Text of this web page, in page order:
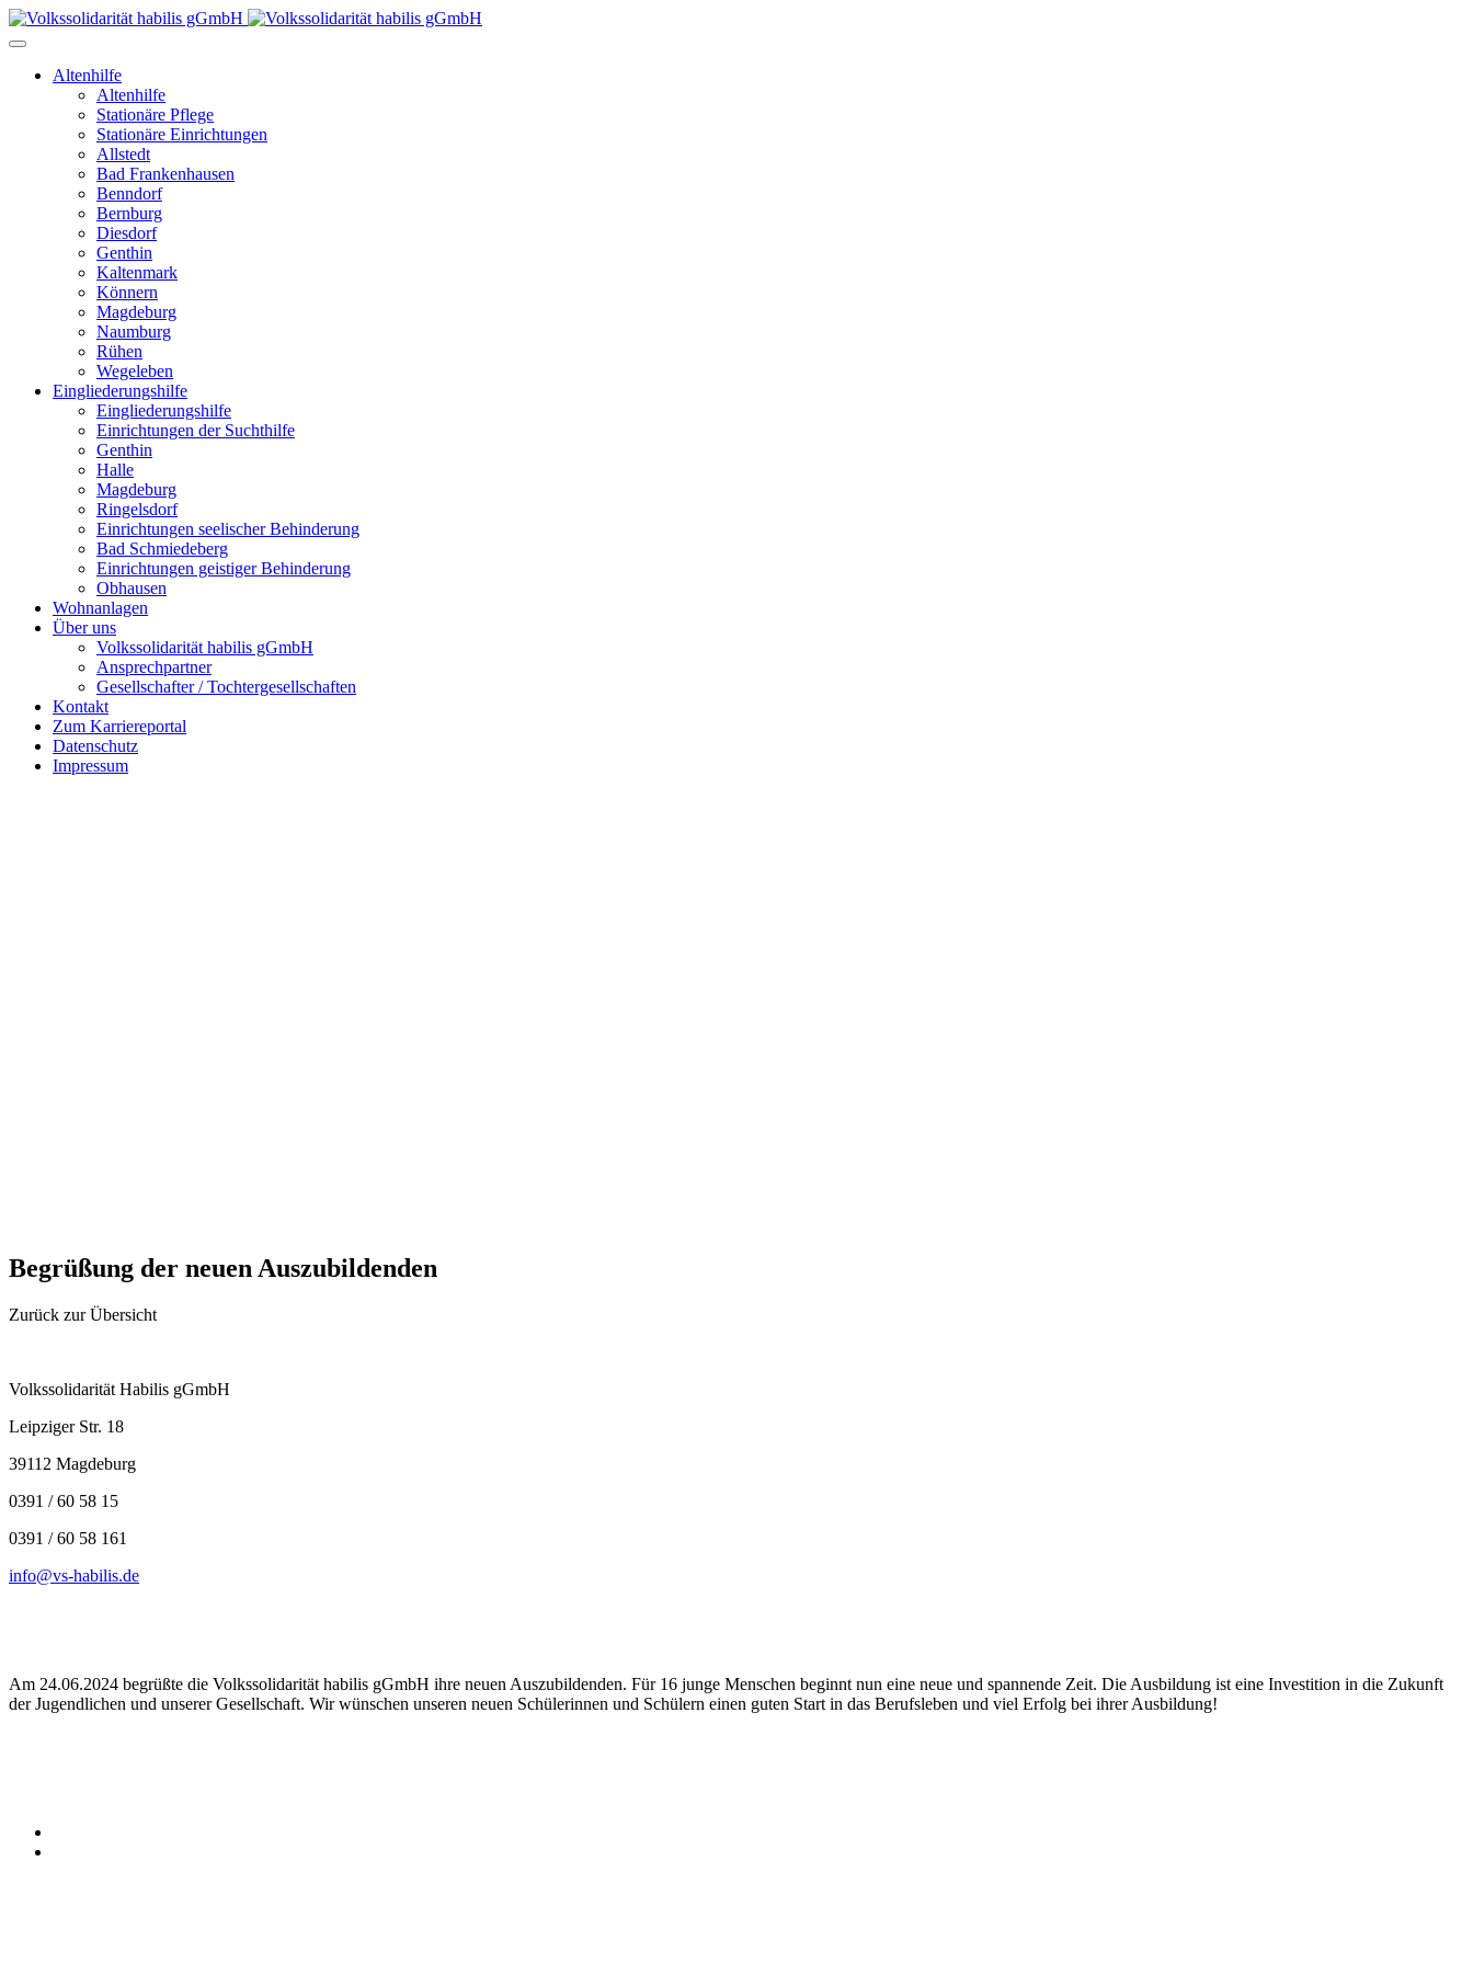
Altenhilfe
Altenhilfe
Stationäre Pflege
Stationäre Einrichtungen
Allstedt
Bad Frankenhausen
Benndorf
Bernburg
Diesdorf
Genthin
Kaltenmark
Könnern
Magdeburg
Naumburg
Rühen
Wegeleben
Eingliederungshilfe
Eingliederungshilfe
Einrichtungen der Suchthilfe
Genthin
Halle
Magdeburg
Ringelsdorf
Einrichtungen seelischer Behinderung
Bad Schmiedeberg
Einrichtungen geistiger Behinderung
Obhausen
Wohnanlagen
Über uns
Volkssolidarität habilis gGmbH
Ansprechpartner
Gesellschafter / Tochtergesellschaften
Kontakt
Zum Karriereportal
Datenschutz
Impressum
Begrüßung der neuen Auszubildenden
Zurück zur Übersicht
Volkssolidarität Habilis gGmbH
Leipziger Str. 18
39112 Magdeburg
0391 / 60 58 15
0391 / 60 58 161
info@vs-habilis.de
Am 24.06.2024 begrüßte die Volkssolidarität habilis gGmbH ihre neuen Auszubildenden. Für 16 junge Menschen beginnt nun eine neue und spannende Zeit. Die Ausbildung ist eine Investition in die Zukunft
der Jugendlichen und unserer Gesellschaft. Wir wünschen unseren neuen Schülerinnen und Schülern einen guten Start in das Berufsleben und viel Erfolg bei ihrer Ausbildung!